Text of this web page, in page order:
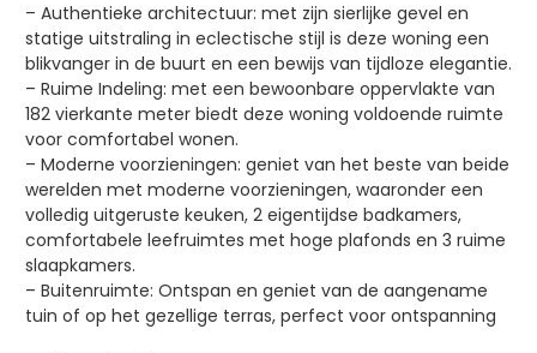
– Authentieke architectuur: met zijn sierlijke gevel en
statige uitstraling in eclectische stijl is deze woning een
blikvanger in de buurt en een bewijs van tijdloze elegantie.
– Ruime Indeling: met een bewoonbare oppervlakte van
182 vierkante meter biedt deze woning voldoende ruimte
voor comfortabel wonen.
– Moderne voorzieningen: geniet van het beste van beide
werelden met moderne voorzieningen, waaronder een
volledig uitgeruste keuken, 2 eigentijdse badkamers,
comfortabele leefruimtes met hoge plafonds en 3 ruime
slaapkamers.
– Buitenruimte: Ontspan en geniet van de aangename
tuin of op het gezellige terras, perfect voor ontspanning